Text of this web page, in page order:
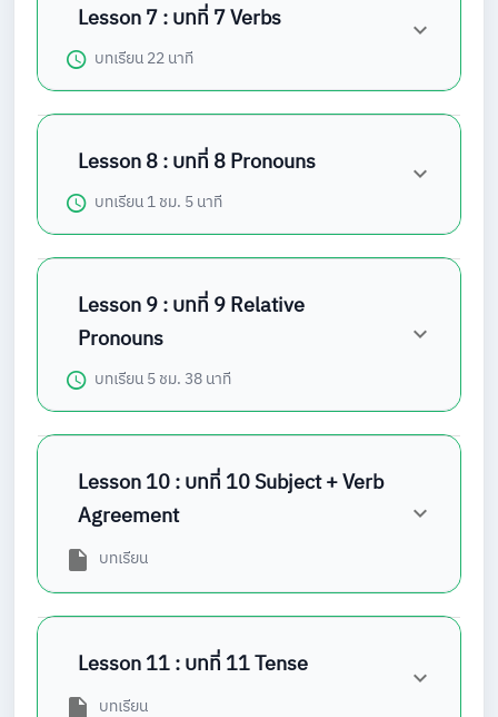
Lesson 7 : บทที่ 7 Verbs
บทเรียน22 นาที
Lesson 8 : บทที่ 8 Pronouns
บทเรียน1 ชม. 5 นาที
Lesson 9 : บทที่ 9 Relative
Pronouns
บทเรียน5 ชม. 38 นาที
Lesson 10 : บทที่ 10 Subject + Verb
Agreement
บทเรียน
Lesson 11 : บทที่ 11 Tense
บทเรียน